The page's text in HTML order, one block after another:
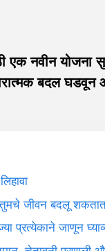
एक नवीन
बदल
जीवन बदलू
प्रत्येकाने जाणून